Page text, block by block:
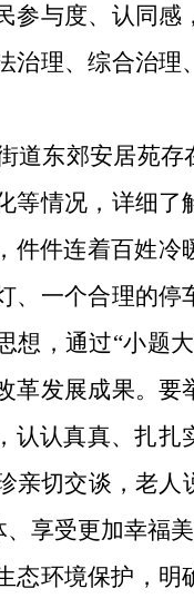
与度、认同感
治理、综合治理
道东郊安居苑存
等情况，详细了
件件连着百姓冷
、一个合理的停
想，通过“小题
发展成果。要
认认真真、扎扎
切交谈，老人
享受更加幸福美
态环境保护，明